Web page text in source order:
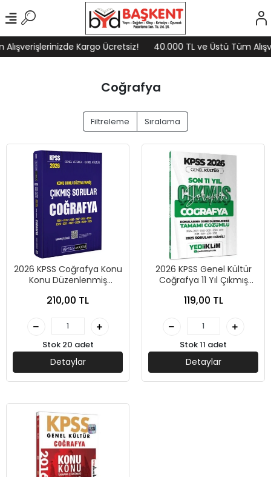
Kargo Ücretsiz! 40.000 TL ve Üstü Tüm
Coğrafya
Filtreleme Sıralama
2026 KPSS Coğrafya Konu
Konu Düzenlenmiş
Sorular-Pegem Akademi
210,00 TL
Stok 20 adet
Detaylar
2026 KPSS Genel Kültür
Coğrafya 11 Yıl Çıkmış
119,00 TL
Stok 11 adet
Detaylar